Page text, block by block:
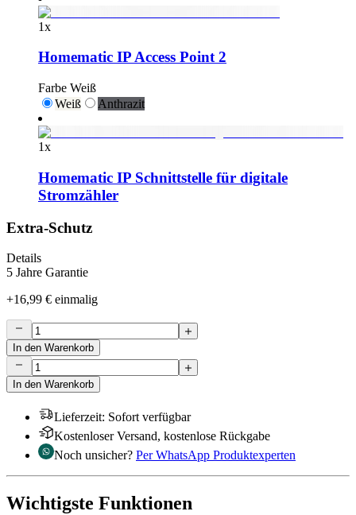
1x
Homematic IP Access Point 2
Farbe Weiß
Weiß
Anthrazit
1x
Homematic IP Schnittstelle für digitale
Stromzähler
Extra-Schutz
Details
5 Jahre Garantie
+16,99 € einmalig
In den Warenkorb
In den Warenkorb
Lieferzeit: Sofort verfügbar
Kostenloser Versand, kostenlose Rückgabe
Noch unsicher? Per WhatsApp Produktexperten
Wichtigste Funktionen